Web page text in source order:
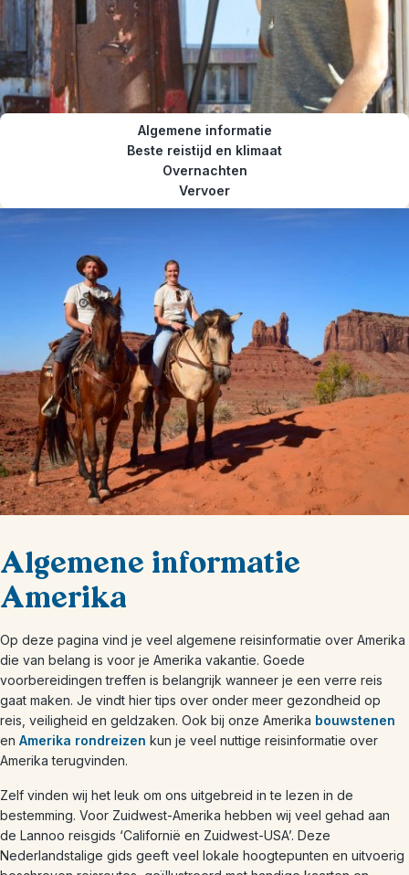
Algemene informatie
Beste reistijd en klimaat
Overnachten
Vervoer
Algemene informatie
Amerika
Op deze pagina vind je veel algemene reisinformatie over Amerika
die van belang is voor je Amerika vakantie. Goede
voorbereidingen treffen is belangrijk wanneer je een verre reis
gaat maken. Je vindt hier tips over onder meer gezondheid op
reis, veiligheid en geldzaken. Ook bij onze Amerika bouwstenen
en Amerika rondreizen kun je veel nuttige reisinformatie over
Amerika terugvinden.
Zelf vinden wij het leuk om ons uitgebreid in te lezen in de
bestemming. Voor Zuidwest-Amerika hebben wij veel gehad aan
de Lannoo reisgids ‘Californië en Zuidwest-USA’. Deze
Nederlandstalige gids geeft veel lokale hoogtepunten en uitvoerig